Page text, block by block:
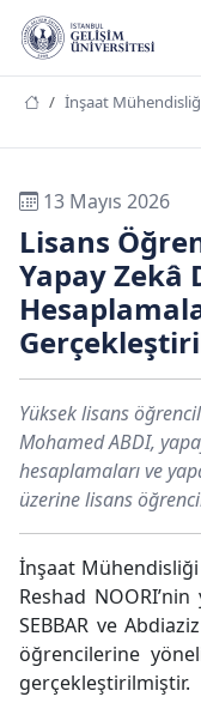
İnşaat
13 Mayıs 2026
Lisans
Yapay Zekâ
Yüksek lisans
Mohamed ABDI,
hesaplamaları ve
üzerine lisans
İnşaat Mühendisliği
Reshad
SEBBAR ve
öğrencilerine
gerçekleştirilmiştir.